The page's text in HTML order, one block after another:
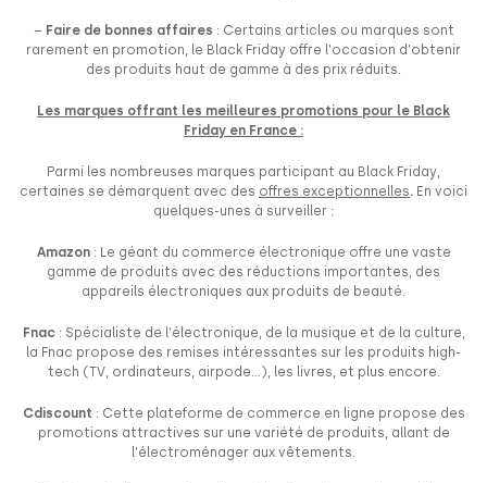
– Faire de bonnes affaires : Certains articles ou marques sont
rarement en promotion, le Black Friday offre l’occasion d’obtenir
des produits haut de gamme à des prix réduits.
Les marques offrant les meilleures promotions pour le Black
Friday en France :
Parmi les nombreuses marques participant au Black Friday,
certaines se démarquent avec des offres exceptionnelles. En voici
quelques-unes à surveiller :
Amazon: Le géant du commerce électronique offre une vaste
gamme de produits avec des réductions importantes, des
appareils électroniques aux produits de beauté.
Fnac: Spécialiste de l’électronique, de la musique et de la culture,
la Fnac propose des remises intéressantes sur les produits high-
tech (TV, ordinateurs, airpode…), les livres, et plus encore.
Cdiscount : Cette plateforme de commerce en ligne propose des
promotions attractives sur une variété de produits, allant de
l’électroménager aux vêtements.